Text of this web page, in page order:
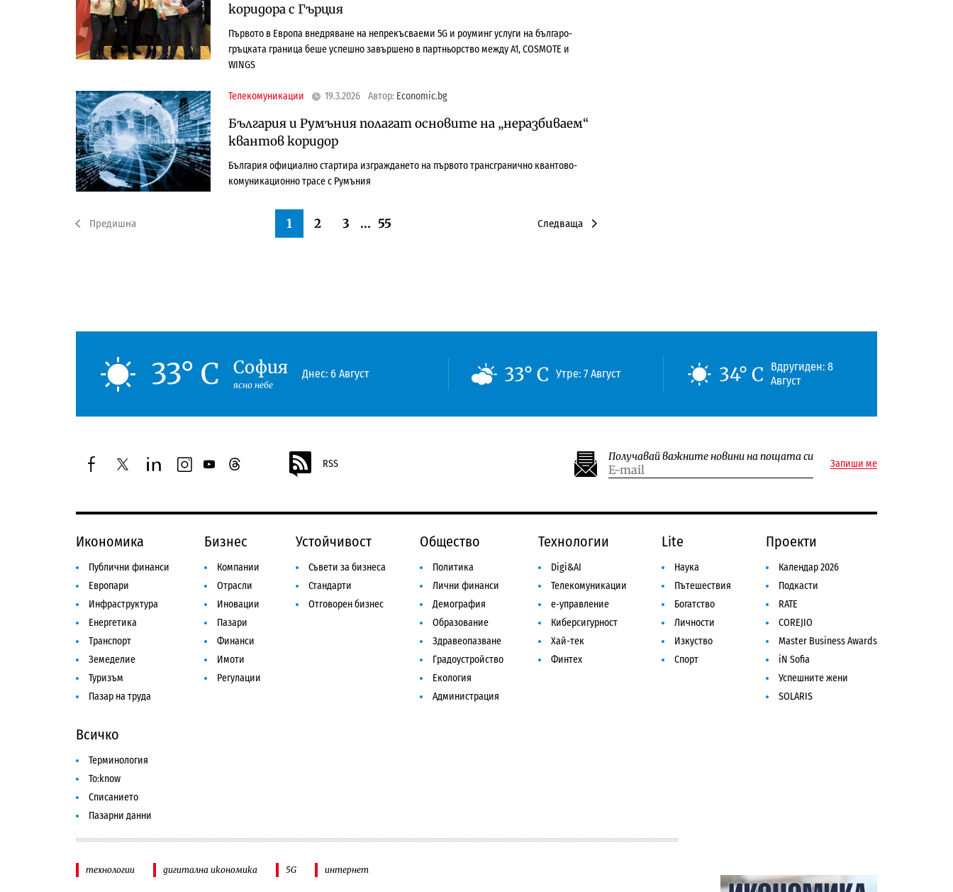
коридора с Гърция
Първото в Европа внедряване на непрекъсваеми 5G и роуминг услуги на българо-
гръцката граница беше успешно завършено в партньорство между A1, COSMOTE и
WINGS
Телекомуникации 19.3.2026 Автор: Economic.bg
България и Румъния полагат основите на „неразбиваем“
квантов коридор
България официално стартира изграждането на първото трансгранично квантово-
комуникационно трасе с Румъния
Предишна 1 2 3 … 55 Следваща
33° C София
ясно небе
Днес: 6 Август 33° C Утре: 7 Август 34° C
Вдругиден: 8
Август
facebooktwitterlinkedininstagram
youtubethreads RSS
Получавай важните новини на пощата си
Запиши ме
Икономика
Публични финанси
Европари
Инфраструктура
Енергетика
Транспорт
Земеделие
Туризъм
Пазар на труда
Бизнес
Компании
Отрасли
Иновации
Пазари
Финанси
Имоти
Регулации
Устойчивост
Съвети за бизнеса
Стандарти
Отговорен бизнес
Общество
Политика
Лични финанси
Демография
Образование
Здравеопазване
Градоустройство
Екология
Администрация
Технологии
Digi&AI
Телекомуникации
е-управление
Киберсигурност
Хай-тек
Финтех
Lite
Наука
Пътешествия
Богатство
Личности
Изкуство
Спорт
Проекти
Календар 2026
Подкасти
RATE
COREJIO
Master Business Awards
iN Sofia
Успешните жени
SOLARIS
Всичко
Терминология
To:know
Списанието
Пазарни данни
технологии дигитална икономика 5G интернет